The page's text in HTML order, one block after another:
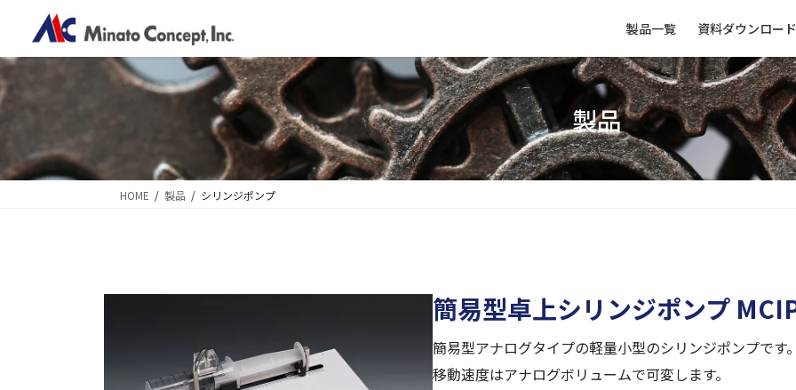
テ
ン
ツ
に
ゲ
ー
シ
ョ
移
製品一覧 資料ダウンロード
製品
HOME 製品 シリンジポンプ
簡易型卓上シリンジポンプ
簡易型アナログタイプの軽量小型のシリンジポンプです
移動速度はアナログボリュームで可変します。